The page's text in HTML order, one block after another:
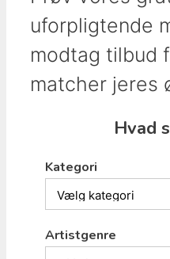
uforpligtende
modtag tilbud
matcher jeres
Hvad
Kategori
Artistgenre